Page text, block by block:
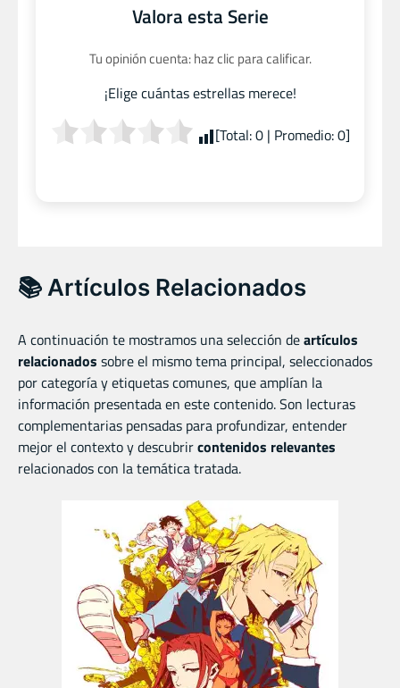
Valora esta Serie
Tu opinión cuenta: haz clic para calificar.
¡Elige cuántas estrellas merece!
[Total:0| Promedio:0]
📚 Artículos Relacionados
A continuación te mostramos una selección deartículos
relacionados sobre el mismo tema principal, seleccionados
por categoría y etiquetas comunes, que amplían la
información presentada en este contenido. Son lecturas
complementarias pensadas para profundizar, entender
mejor el contexto y descubrircontenidos relevantes
relacionados con la temática tratada.